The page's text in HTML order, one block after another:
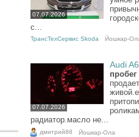
07.07.2026
с...
ТрансТехСервис Skoda Йошкар-
07.07.2026
Audi
радиатор.масло не...
дмитрий88 Йошкар-Ола